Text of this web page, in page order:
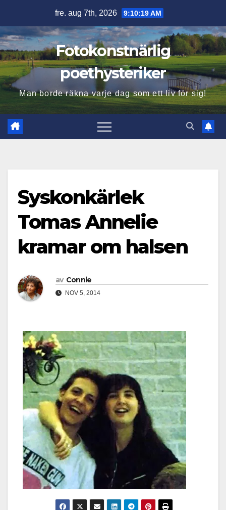
innehåll
fre. aug 7th, 2026 9:10:20 AM
Fotokonstnärlig
poethysteriker
Man borde räkna varje dag som ett liv för sig!
Syskonkärlek
Tomas Annelie
kramar om halsen
av Connie
NOV 5, 2014